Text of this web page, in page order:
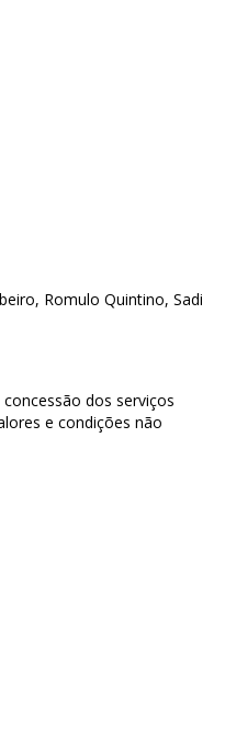
Romulo Quintino, Sadi
dos serviços
e condições não